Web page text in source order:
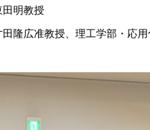
明教授
隆広准教授、理工学部・応